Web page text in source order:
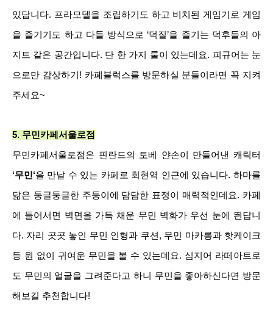
있답니다. 프라모델을 조립하기도 하고 비치된 게임기로 게임
을 즐기기도 하고 다들 방식으로 ‘덕질’을 즐기는 덕후들의 아
지트 같은 공간입니다. 단 한 가지 룰이 있는데요. 피규어는 눈
으로만 감상하기! 카페블럭스를 방문하실 분들이라면 꼭 지켜
주세요~
5. 무민카페서울로점
무민카페서울로점은 핀란드의 토베 얀손이 만들어낸 캐릭터
‘무민‘을 만날 수 있는 카페로 회현역 인근에 있습니다. 하마를
닮은 둥글둥글한 주둥이에 담담한 표정이 매력적인데요. 카페
에 들어서면 벽면을 가득 채운 무민 벽화가 우선 눈에 띈답니
다. 자리 곳곳 놓인 무민 인형과 쿠션, 무민 마카롱과 핫케이크
등 원 없이 귀여운 무민을 볼 수 있는데요. 심지어 라떼아트로
도 무민의 얼굴을 그려준다고 하니 무민을 좋아하신다면 방문
해보길 추천합니다!